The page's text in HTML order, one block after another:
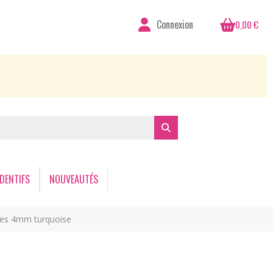
Connexion 0,00 €
NOUVEAUTÉS
4mm turquoise